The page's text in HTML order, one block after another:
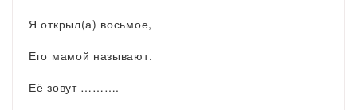
Я открыл(а) восьмое,
Его мамой называют.
Её зовут ……….